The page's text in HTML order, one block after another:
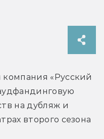
«Русский
на дубляж и
второго сезона